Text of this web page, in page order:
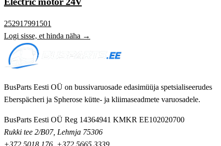
252917991501
Logi sisse, et hinda näha →
BusParts Eesti OÜ on bussivaruosade edasimüüja spetsialiseerudes
Eberspächeri ja Spherose kütte- ja kliimaseadmete varuosadele.
BusParts Eesti OÜ Reg 14364941 KMKR EE102020700
Rukki tee 2/B07, Lehmja 75306
+372 5018 176 +372 5665 3339